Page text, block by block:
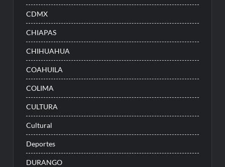
CDMX
CHIAPAS
CHIHUAHUA
COAHUILA
COLIMA
CULTURA
Cultural
Deportes
DURANGO